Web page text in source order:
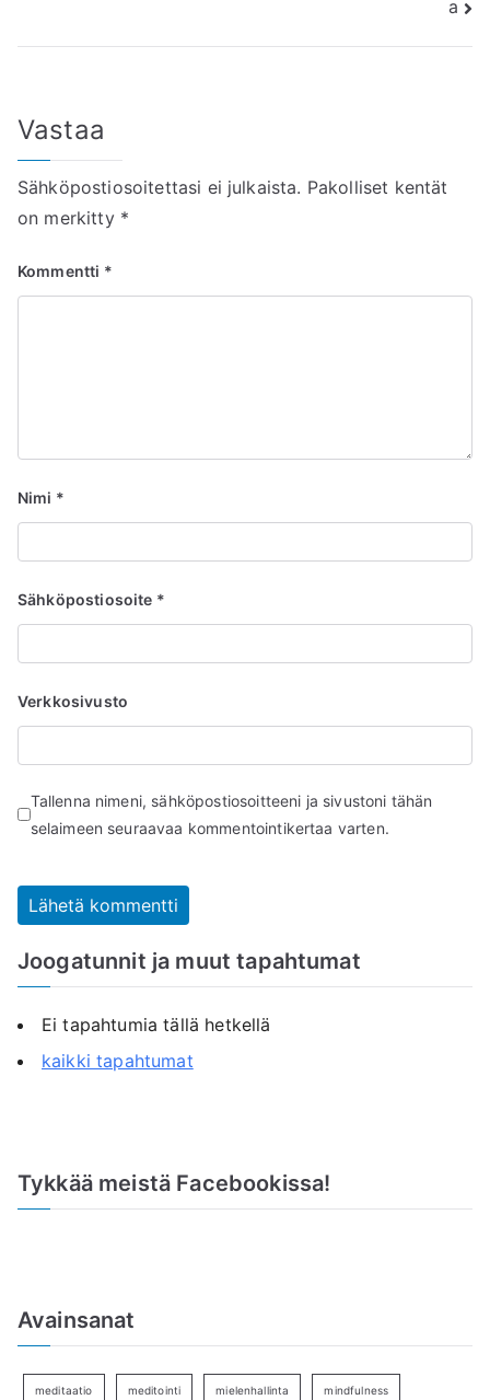
a
Vastaa
Sähköpostiosoitettasi ei julkaista. Pakolliset kentät
on merkitty *
Kommentti *
Nimi *
Sähköpostiosoite *
Verkkosivusto
Tallenna nimeni, sähköpostiosoitteeni ja sivustoni tähän
selaimeen seuraavaa kommentointikertaa varten.
Joogatunnit ja muut tapahtumat
Ei tapahtumia tällä hetkellä
kaikki tapahtumat
Tykkää meistä Facebookissa!
Avainsanat
meditaatio meditointi mielenhallinta mindfulness